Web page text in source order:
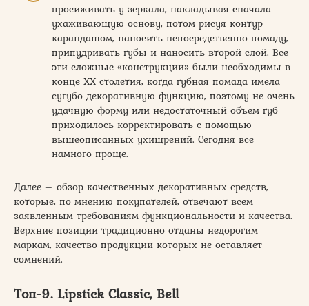
просиживать у зеркала, накладывая сначала
ухаживающую основу, потом рисуя контур
карандашом, наносить непосредственно помаду,
припудривать губы и наносить второй слой. Все
эти сложные «конструкции» были необходимы в
конце ХХ столетия, когда губная помада имела
сугубо декоративную функцию, поэтому не очень
удачную форму или недостаточный объем губ
приходилось корректировать с помощью
вышеописанных ухищрений. Сегодня все
намного проще.
Далее – обзор качественных декоративных средств,
которые, по мнению покупателей, отвечают всем
заявленным требованиям функциональности и качества.
Верхние позиции традиционно отданы недорогим
маркам, качество продукции которых не оставляет
сомнений.
Топ-9. Lipstick Classic, Bell